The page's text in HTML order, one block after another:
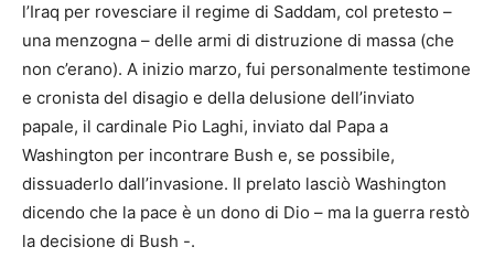
l’Iraq per rovesciare il regime di Saddam, col pretesto –
una menzogna – delle armi di distruzione di massa (che
non c’erano). A inizio marzo, fui personalmente testimone
e cronista del disagio e della delusione dell’inviato
papale, il cardinale Pio Laghi, inviato dal Papa a
Washington per incontrare Bush e, se possibile,
dissuaderlo dall’invasione. Il prelato lasciò Washington
dicendo che la pace è un dono di Dio – ma la guerra restò
la decisione di Bush -.